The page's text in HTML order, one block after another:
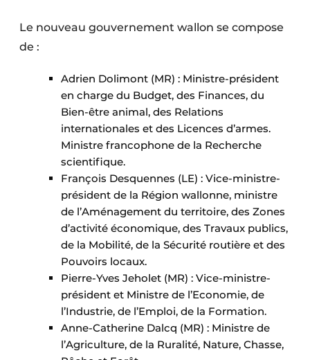
Le nouveau gouvernement wallon se compose
de :
Adrien Dolimont (MR) : Ministre-président
en charge du Budget, des Finances, du
Bien-être animal, des Relations
internationales et des Licences d’armes.
Ministre francophone de la Recherche
scientifique.
François Desquennes (LE) : Vice-ministre-
président de la Région wallonne, ministre
de l’Aménagement du territoire, des Zones
d’activité économique, des Travaux publics,
de la Mobilité, de la Sécurité routière et des
Pouvoirs locaux.
Pierre-Yves Jeholet (MR) : Vice-ministre-
président et Ministre de l’Economie, de
l’Industrie, de l’Emploi, de la Formation.
Anne-Catherine Dalcq (MR) : Ministre de
l’Agriculture, de la Ruralité, Nature, Chasse,